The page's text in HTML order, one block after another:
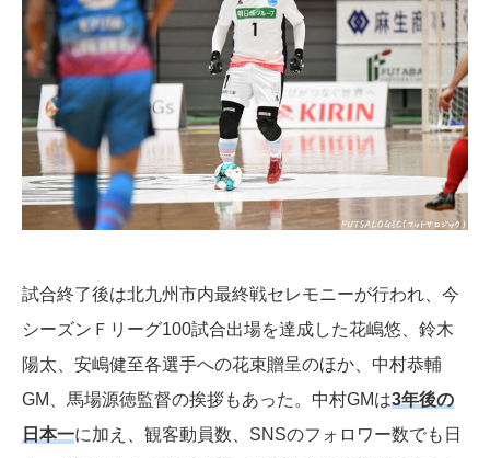
試合終了後は北九州市内最終戦セレモニーが行われ、今
シーズンＦリーグ100試合出場を達成した花嶋悠、鈴木
陽太、安嶋健至各選手への花束贈呈のほか、中村恭輔
GM、馬場源徳監督の挨拶もあった。中村GMは3年後の
日本一に加え、観客動員数、SNSのフォロワー数でも日